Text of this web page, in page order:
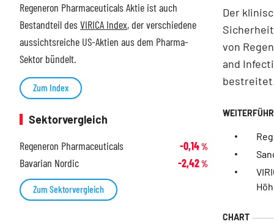
Der
von
and
Regeneron Pharmaceuticals Aktie ist auch
Bestandteil desVIRICA Index, der verschiedene
aussichtsreiche US-Aktien aus dem Pharma-
Sektor bündelt.
Zum Index
Sektorvergleich
Regeneron Pharmaceuticals
-0,14%
Bavarian Nordic -2,42%
Zum Sektorvergleich